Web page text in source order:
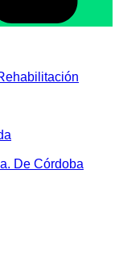
De Córdoba